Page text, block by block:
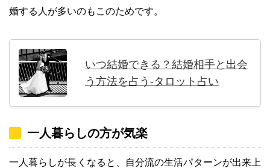
婚する人が多いのもこのためです。
いつ結婚できる？結婚相手と出会
う方法を占う-タロット占い
一人暮らしの方が気楽
一人暮らしが長くなると、自分流の生活パターンが出来上